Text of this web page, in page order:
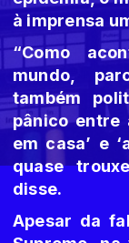
à imprensa
“Como
mundo,
também
pânico entre
em casa’ e
quase
disse.
Apesar da